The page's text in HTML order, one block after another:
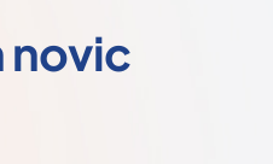
novic